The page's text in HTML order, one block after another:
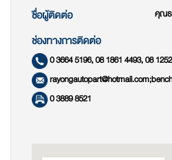
ชื่อผู้ติดต่อ คุณ
ช่องทางการติดต่อ
0 3664 5196, 08 1861 4493, 08
0 3889 8521